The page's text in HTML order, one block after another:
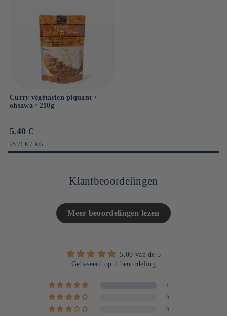
Curry végétarien piquant ⋅
ohsawa ⋅ 210g
Prix
habituel
5.40 €
PRIX
UNITAIRE
25.71 € / PAR
KG
Klantbeoordelingen
Meer beoordelingen lezen
5.00 van de 5
Gebaseerd op 1 beoordeling
1
0
0